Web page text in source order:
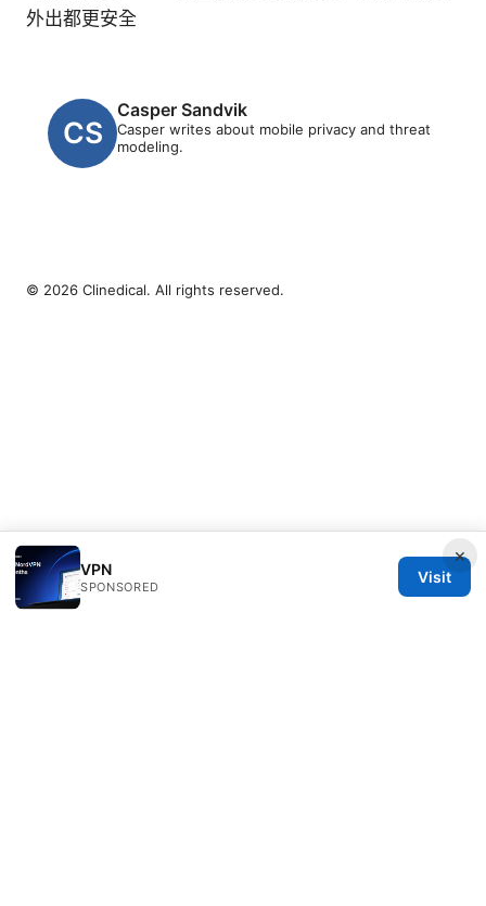
外出都更安全
Casper Sandvik
Casper writes about mobile privacy and threat
modeling.
×
VPN
SPONSORED
Visit
© 2026 Clinedical. All rights reserved.